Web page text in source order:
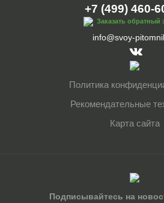
+7 (499) 460-
Заказать обратный
info@svoy-
Политика
Рекомендательные
Карта сайта
Подписывайтесь на